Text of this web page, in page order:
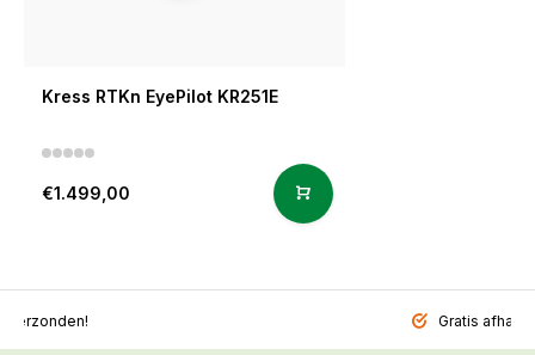
Kress RTKn EyePilot KR251E
€1.499,00
verzonden! Gratis